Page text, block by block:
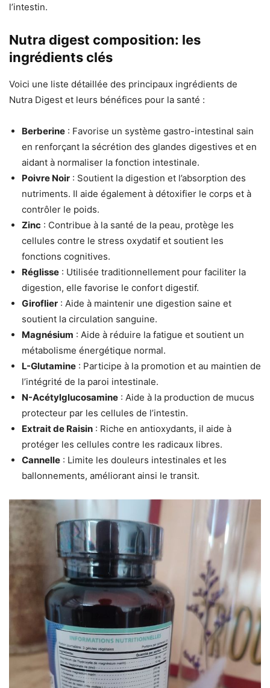
l’intestin.
Nutra digest composition: les
ingrédients clés
Voici une liste détaillée des principaux ingrédients de
Nutra Digest et leurs bénéfices pour la santé :
Berberine : Favorise un système gastro-intestinal sain
en renforçant la sécrétion des glandes digestives et en
aidant à normaliser la fonction intestinale.
Poivre Noir : Soutient la digestion et l’absorption des
nutriments. Il aide également à détoxifier le corps et à
contrôler le poids.
Zinc : Contribue à la santé de la peau, protège les
cellules contre le stress oxydatif et soutient les
fonctions cognitives.
Réglisse : Utilisée traditionnellement pour faciliter la
digestion, elle favorise le confort digestif.
Giroflier : Aide à maintenir une digestion saine et
soutient la circulation sanguine.
Magnésium : Aide à réduire la fatigue et soutient un
métabolisme énergétique normal.
L-Glutamine : Participe à la promotion et au maintien de
l’intégrité de la paroi intestinale.
N-Acétylglucosamine : Aide à la production de mucus
protecteur par les cellules de l’intestin.
Extrait de Raisin : Riche en antioxydants, il aide à
protéger les cellules contre les radicaux libres.
Cannelle : Limite les douleurs intestinales et les
ballonnements, améliorant ainsi le transit.